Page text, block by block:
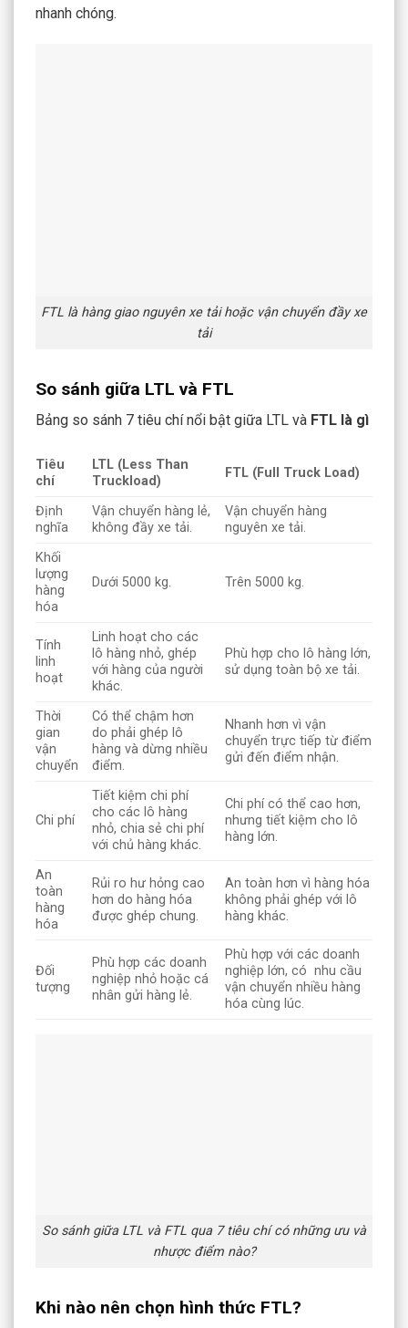
nhanh chóng.
FTL là hàng giao nguyên xe tải hoặc vận chuyển đầy xe
tải
So sánh giữa LTL và FTL
Bảng so sánh 7 tiêu chí nổi bật giữa LTL và FTL là gì
Tiêu
chí
LTL (Less Than
Truckload)
FTL (Full Truck Load)
Định
nghĩa
Vận chuyển hàng lẻ,
không đầy xe tải.
Vận chuyển hàng
nguyên xe tải.
Khối
lượng
hàng
hóa
Dưới 5000 kg. Trên 5000 kg.
Tính
linh
hoạt
Linh hoạt cho các
lô hàng nhỏ, ghép
với hàng của người
khác.
Phù hợp cho lô hàng lớn,
sử dụng toàn bộ xe tải.
Thời
gian
vận
chuyển
Có thể chậm hơn
do phải ghép lô
hàng và dừng nhiều
điểm.
Nhanh hơn vì vận
chuyển trực tiếp từ điểm
gửi đến điểm nhận.
Chi phí
Tiết kiệm chi phí
cho các lô hàng
nhỏ, chia sẻ chi phí
với chủ hàng khác.
Chi phí có thể cao hơn,
nhưng tiết kiệm cho lô
hàng lớn.
An
toàn
hàng
hóa
Rủi ro hư hỏng cao
hơn do hàng hóa
được ghép chung.
An toàn hơn vì hàng hóa
không phải ghép với lô
hàng khác.
Đối
tượng
Phù hợp các doanh
nghiệp nhỏ hoặc cá
nhân gửi hàng lẻ.
Phù hợp với các doanh
nghiệp lớn, có nhu cầu
vận chuyển nhiều hàng
hóa cùng lúc.
So sánh giữa LTL và FTL qua 7 tiêu chí có những ưu và
nhược điểm nào?
Khi nào nên chọn hình thức FTL?